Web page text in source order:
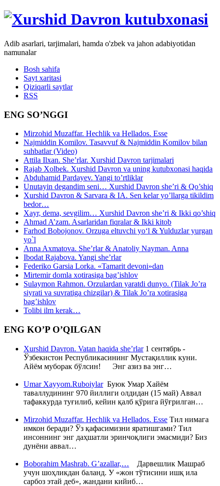
Adib asarlari, tarjimalari, hamda o'zbek va jahon adabiyotidan
namunalar
Bosh sahifa
Sayt xaritasi
Qiziqarli saytlar
RSS
ENG SO’NGGI
Mirzohid Muzaffar. Hechlik va Hellados. Esse
Najmiddin Komilov. Tasavvuf & Najmiddin Komilov bilan
suhbatlar (Video)
Attila Ilxan. She’rlar. Xurshid Davron tarjimalari
Rajab Xolbek. Xurshid Davron va uning kutubxonasi haqida
Abduhamid Pardayev. Yangi to’rtliklar
Unutayin degandim seni… Xurshid Davron she’ri & Qo’shiq
Xurshid Davron & Sarvara & IA. Sen kelar yo’llarga tikildim
bedor…
Xayr, dema, sevgilim… Xurshid Davron she’ri & Ikki qo’shiq
Ahmad A’zam. Asarlaridan fiqralar & Ikki kitob
Farhod Bobojonov. Orzuga eltuvchi yo‘l & Yulduzlar yurgan
yo`l
Anna Axmatova. She’rlar & Anatoliy Nayman. Anna
Ibodat Rajabova. Yangi she’rlar
Federiko Garsia Lorka. «Tamarit devoni»dan
Mirtemir domla xotirasiga bag’ishlov
Sulaymon Rahmon. Orzulardan yaratdi dunyo. (Tilak Jo’ra
siyrati va suvratiga chizgilar) & Tilak Jo’ra xotirasiga
bag’ishlov
Tolibi ilm kerak…
ENG KO’P O’QILGAN
Xurshid Davron. Vatan haqida she’rlar1 сентябрь -
Ўзбекистон Республикасининг Мустақиллик куни.
Айём муборак бўлсин! Энг азиз ва энг…
Umar Xayyom.RuboiylarБуюк Умар Хайём
таваллудининг 970 йиллиги олдидан (15 май) Аввал
тафаккурда туғилиб, кейин қалб қўрига йўғрилган…
Mirzohid Muzaffar. Hechlik va Hellados. Esse Тил нимага
имкон беради? Ўз қафасимизни яратишгами? Тил
инсоннинг энг даҳшатли эринчоқлиги эмасмиди? Биз
дунёни аввал…
Boborahim Mashrab. G’azallar,… Дарвешлик Машраб
учун шоҳликдан баланд. У «жон тўтисини ишқ ила
сарбоз этай деб», жандани кийиб…